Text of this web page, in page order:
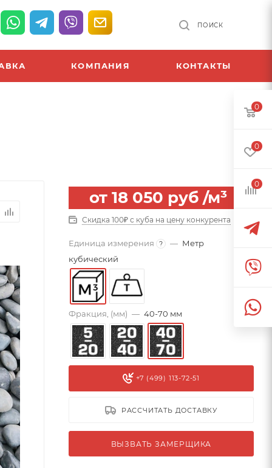
ПОИСК
КОМПАНИЯ КОНТАКТЫ
от 18 050 руб /м³
Скидка 100₽ с куба на цену конкурента
Единица измерения ? — Метр
кубический
Фракция, (мм) — 40-70 мм
+7 (499) 113-72-51
РАССЧИТАТЬ ДОСТАВКУ
ВЫЗВАТЬ ЗАМЕРЩИКА
0
0
0